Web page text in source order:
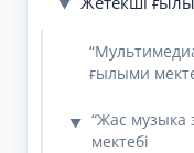
▼
ғылыми
▼
“Жас музыка
мектебі